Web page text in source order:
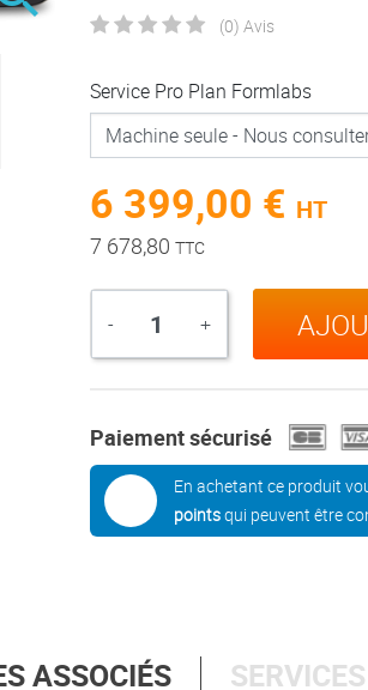
(0) Avis
Service Pro Plan Formlabs
6 399,00 € HT
7 678,80 TTC
Quantité
- +
Paiement sécurisé
En achetant ce produit
pointsqui peuvent être
ASSOCIÉS